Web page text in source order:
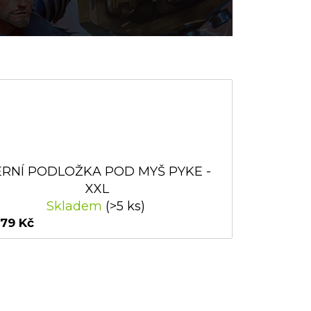
PODLOŽKA POD MYŠ PYKE -
XXL
Skladem (>5 ks)
Kč